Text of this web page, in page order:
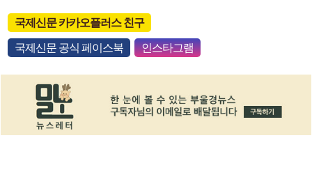
국제신문 카카오플러스 친구
국제신문 공식 페이스북 인스타그램